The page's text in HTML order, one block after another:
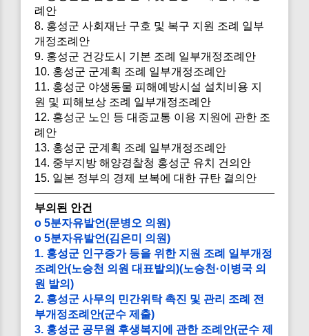
례안
8. 홍성군 사회재난 구호 및 복구 지원 조례 일부
개정조례안
9. 홍성군 건강도시 기본 조례 일부개정조례안
10. 홍성군 군계획 조례 일부개정조례안
11. 홍성군 야생동물 피해예방시설 설치비용 지
원 및 피해보상 조례 일부개정조례안
12. 홍성군 노인 등 대중교통 이용 지원에 관한 조
례안
13. 홍성군 군계획 조례 일부개정조례안
14. 중부지방 해양경찰청 홍성군 유치 건의안
15. 일본 정부의 경제 보복에 대한 규탄 결의안
부의된 안건
o 5분자유발언(문병오 의원)
o 5분자유발언(김은미 의원)
1. 홍성군 인구증가 등을 위한 지원 조례 일부개정
조례안(노승천 의원 대표발의)(노승천·이병국 의
원 발의)
2. 홍성군 사무의 민간위탁 촉진 및 관리 조례 전
부개정조례안(군수 제출)
3. 홍성군 공무원 후생복지에 관한 조례안(군수 제